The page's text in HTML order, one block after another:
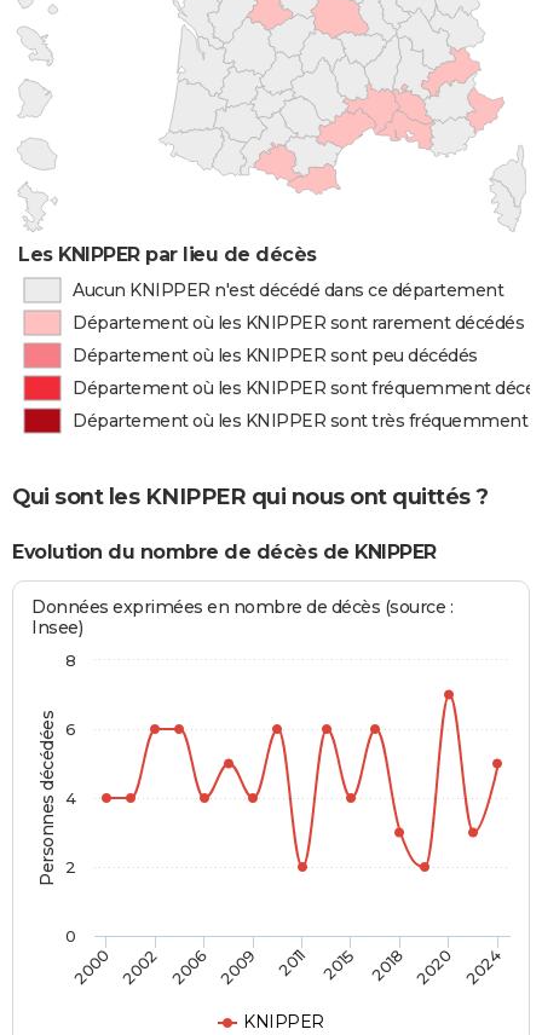
Les KNIPPER par lieu de décès
Aucun KNIPPER n'est décédé dans ce département
Département où les KNIPPER sont rarement décédés
Département où les KNIPPER sont peu décédés
Département où les KNIPPER sont fréquemment
Département où les KNIPPER sont très fréquemment
Qui sont les KNIPPER qui nous ont quittés ?
Evolution du nombre de décès de KNIPPER
Personnes décédées
Données exprimées en nombre de décès (source :
Insee)
KNIPPER
2000 2002 2006 2009 2011 2015 2018 2020 2024
0
2
4
6
8